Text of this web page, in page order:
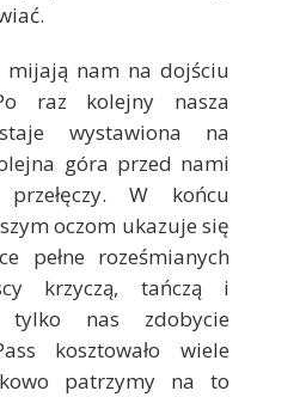
mijają nam na dojściu
raz kolejny nasza
wystawiona na
góra przed nami
W końcu
oczom ukazuje się
pełne roześmianych
krzyczą, tańczą i
tylko nas zdobycie
kosztowało wiele
patrzymy na to